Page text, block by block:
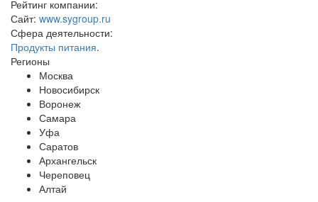
Рейтинг компании:
Сайт: www.sygroup.ru
Сфера деятельности:
Продукты питания.
Регионы
Москва
Новосибирск
Воронеж
Самара
Уфа
Саратов
Архангельск
Череповец
Алтай